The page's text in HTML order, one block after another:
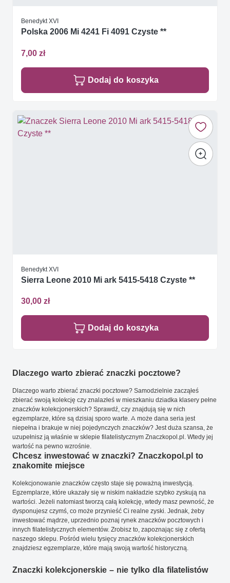
Benedykt XVI
Polska 2006 Mi 4241 Fi 4091 Czyste **
7,00 zł
Dodaj do koszyka
Benedykt XVI
Sierra Leone 2010 Mi ark 5415-5418 Czyste **
30,00 zł
Dodaj do koszyka
Dlaczego warto zbierać znaczki pocztowe?
Dlaczego warto zbierać znaczki pocztowe? Samodzielnie zacząłeś
zbierać swoją kolekcję czy znalazłeś w mieszkaniu dziadka klasery pełne
znaczków kolekcjonerskich? Sprawdź, czy znajdują się w nich
egzemplarze, które są dzisiaj sporo warte. A może dana seria jest
niepełna i brakuje w niej pojedynczych znaczków? Jest duża szansa, że
uzupełnisz ją właśnie w sklepie filatelistycznym Znaczkopol.pl. Wtedy jej
wartość na pewno wzrośnie.
Chcesz inwestować w znaczki? Znaczkopol.pl to
znakomite miejsce
Kolekcjonowanie znaczków często staje się poważną inwestycją.
Egzemplarze, które ukazały się w niskim nakładzie szybko zyskują na
wartości. Jeżeli natomiast tworzą całą kolekcję, wtedy masz pewność, że
dysponujesz czymś, co może przynieść Ci realne zyski. Jednak, żeby
inwestować mądrze, uprzednio poznaj rynek znaczków pocztowych i
innych filatelistycznych elementów. Zrobisz to, zapoznając się z ofertą
naszego sklepu. Pośród wielu tysięcy znaczków kolekcjonerskich
znajdziesz egzemplarze, które mają swoją wartość historyczną.
Znaczki kolekcjonerskie – nie tylko dla filatelistów